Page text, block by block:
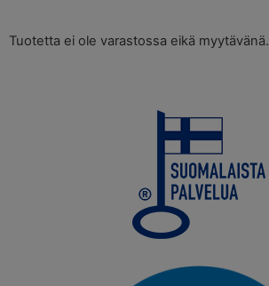
Tuotetta ei ole varastossa eikä myytävänä.